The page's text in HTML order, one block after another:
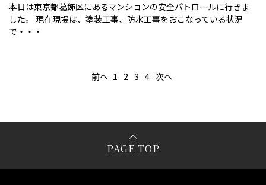
本日は東京都葛飾区にあるマンションの安全パトロールに行きま
した。 現在現場は、塗装工事、防水工事をおこなっている状況
で・・・
前へ 1 2 3 4 次へ
PAGE TOP